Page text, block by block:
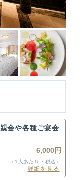
会や各種ご宴会
6,000円
（1人あたり・税込）
詳細を見る